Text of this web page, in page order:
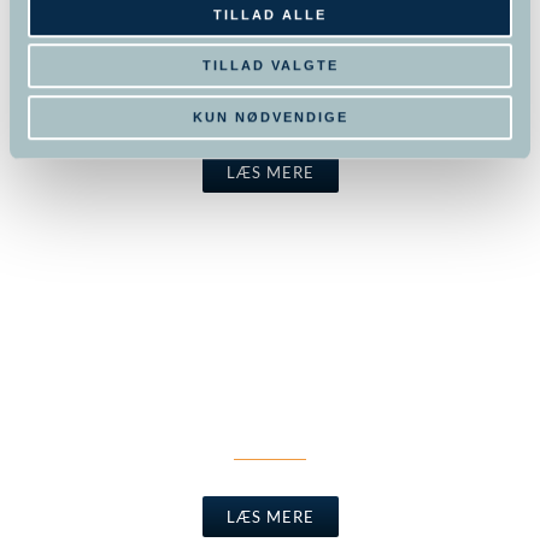
TILLAD ALLE
TILLAD VALGTE
KUN NØDVENDIGE
PSYKOPATOLOGI &
FARMAKOLOGI
LÆS MERE
LÆS MERE